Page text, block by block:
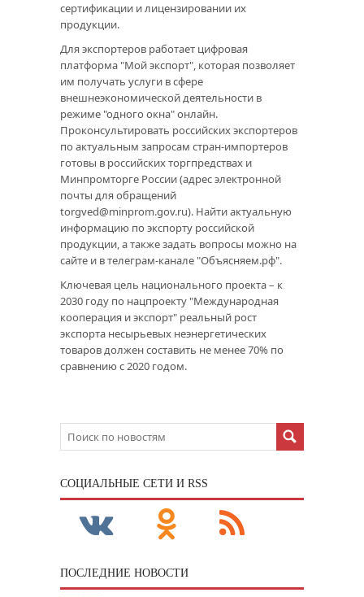
сертификации и лицензировании их
продукции.
Для экспортеров работает цифровая
платформа "Мой экспорт", которая позволяет
им получать услуги в сфере
внешнеэкономической деятельности в
режиме "одного окна" онлайн.
Проконсультировать российских экспортеров
по актуальным запросам стран-импортеров
готовы в российских торгпредствах и
Минпромторге России (адрес электронной
почты для обращений
torgved@minprom.gov.ru). Найти актуальную
информацию по экспорту российской
продукции, а также задать вопросы можно на
сайте и в телеграм-канале "Объясняем.рф".
Ключевая цель национального проекта – к
2030 году по нацпроекту "Международная
кооперация и экспорт" реальный рост
экспорта несырьевых неэнергетических
товаров должен составить не менее 70% по
сравнению с 2020 годом.
CОЦИАЛЬНЫЕ СЕТИ И RSS
ПОСЛЕДНИЕ НОВОСТИ